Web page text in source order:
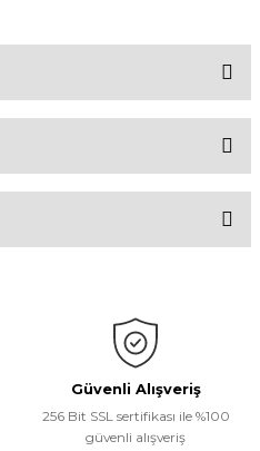
ederiz.
görüntülenemiyor.
bulunuyor.
Güvenli Alışveriş
256 Bit SSL sertifikası ile %100
güvenli alışveriş